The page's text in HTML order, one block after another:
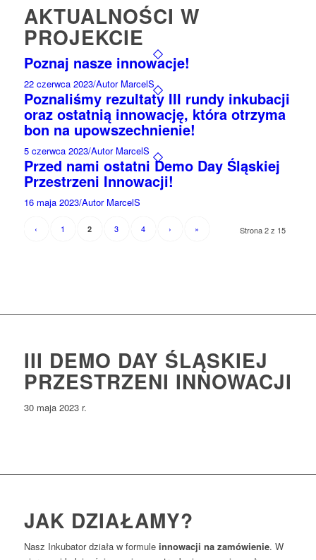
AKTUALNOŚCI W
PROJEKCIE
Poznaj nasze innowacje!
22 czerwca 2023/Autor MarcelS
Poznaliśmy rezultaty III rundy inkubacji
oraz ostatnią innowację, która otrzyma
bon na upowszechnienie!
5 czerwca 2023/Autor MarcelS
Przed nami ostatni Demo Day Śląskiej
Przestrzeni Innowacji!
16 maja 2023/Autor MarcelS
Strona 2 z 15
‹ 1 2 3 4 › »
III DEMO DAY ŚLĄSKIEJ
PRZESTRZENI INNOWACJI
30 maja 2023 r.
JAK DZIAŁAMY?
Nasz Inkubator działa w formule innowacji na zamówienie. W